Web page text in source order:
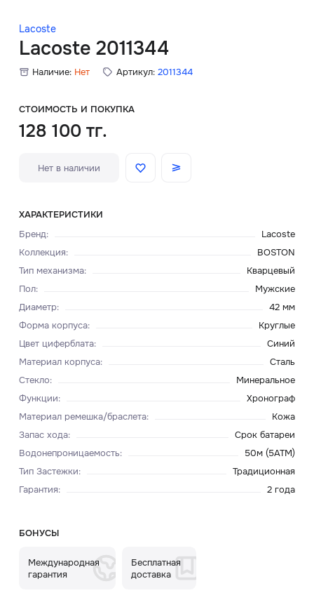
Lacoste
Lacoste 2011344
Наличие: Нет Артикул: 2011344
СТОИМОСТЬ И ПОКУПКА
128 100 тг.
Нет в наличии
ХАРАКТЕРИСТИКИ
Бренд:
Lacoste
Коллекция:
BOSTON
Тип механизма:
Кварцевый
Пол:
Мужские
Диаметр:
42 мм
Форма корпуса:
Круглые
Цвет циферблата:
Синий
Материал корпуса:
Сталь
Стекло:
Минеральное
Функции:
Хронограф
Материал ремешка/браслета:
Кожа
Запас хода:
Срок батареи
Водонепроницаемость:
50м (5ATM)
Тип Застежки:
Традиционная
Гарантия: 2 года
БОНУСЫ
Международная
гарантия
Бесплатная
доставка
Главная
О нас